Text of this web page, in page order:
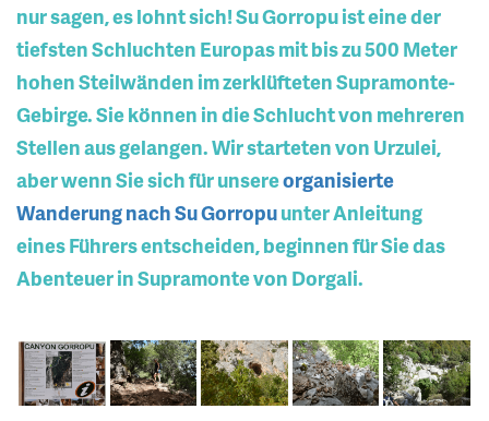
nur sagen, es lohnt sich! Su Gorropu ist eine der
tiefsten Schluchten Europas mit bis zu 500 Meter
hohen Steilwänden im zerklüfteten Supramonte-
Gebirge. Sie können in die Schlucht von mehreren
Stellen aus gelangen. Wir starteten von Urzulei,
aber wenn Sie sich für unsereorganisierte
Wanderung nach Su Gorropuunter Anleitung
eines Führers entscheiden, beginnen für Sie das
Abenteuer in Supramonte von Dorgali.